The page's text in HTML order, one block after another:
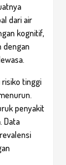
dari air
kognitif,
dengan
tinggi
penyakit
Data